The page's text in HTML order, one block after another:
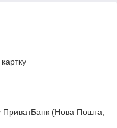
ПриватБанк (Нова Пошта,